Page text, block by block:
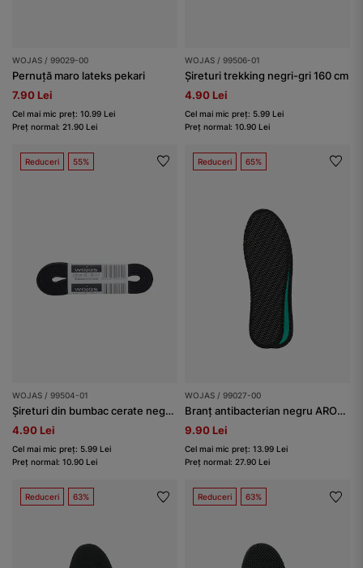
WOJAS / 99029-00
Pernuță maro lateks pekari
7.90 Lei
Cel mai mic preț: 10.99 Lei
Preț normal: 21.90 Lei
WOJAS / 99506-01
Șireturi trekking negri-gri 160 cm
4.90 Lei
Cel mai mic preț: 5.99 Lei
Preț normal: 10.90 Lei
Reduceri 55%
WOJAS / 99504-01
Șireturi din bumbac cerate negre plate 120 cm
4.90 Lei
Cel mai mic preț: 5.99 Lei
Preț normal: 10.90 Lei
Reduceri 65%
WOJAS / 99027-00
Branț antibacterian negru AROMA SILVER BIOACTIVE
9.90 Lei
Cel mai mic preț: 13.99 Lei
Preț normal: 27.90 Lei
Reduceri 63% Reduceri 63%